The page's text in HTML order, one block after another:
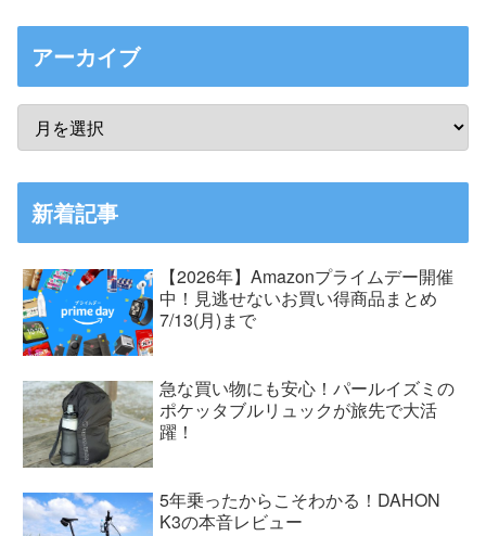
アーカイブ
新着記事
【2026年】Amazonプライムデー開催
中！見逃せないお買い得商品まとめ
7/13(月)まで
急な買い物にも安心！パールイズミの
ポケッタブルリュックが旅先で大活
躍！
5年乗ったからこそわかる！DAHON
K3の本音レビュー